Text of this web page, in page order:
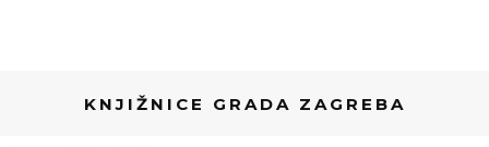
KNJIŽNICE GRADA ZAGREBA